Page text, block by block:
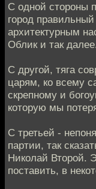
С одной стороны
город
архитектурным
Облик и так
С другой, тяга
царям, ко всему
скрепному и
которую мы
С третьей -
партии, так
Николай Второй.
поставить, в